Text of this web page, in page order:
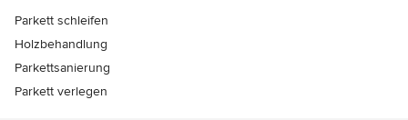
Parkett schleifen
Holzbehandlung
Parkettsanierung
Parkett verlegen